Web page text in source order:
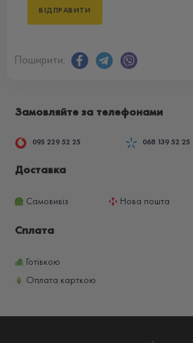
Поширити:
Замовляйте за телефонами
095 229 52 25 068 139 52 25
Доставка
Самовивіз Нова пошта
Сплата
Готівкою
Оплата карткою